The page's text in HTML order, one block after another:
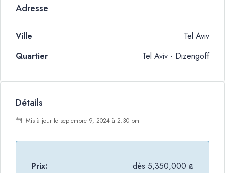
Adresse
Ville
Tel Aviv
Quartier
Tel Aviv - Dizengoff
Détails
Mis à jour le septembre 9, 2024 à 2:30 pm
Prix: dès 5,350,000 ₪